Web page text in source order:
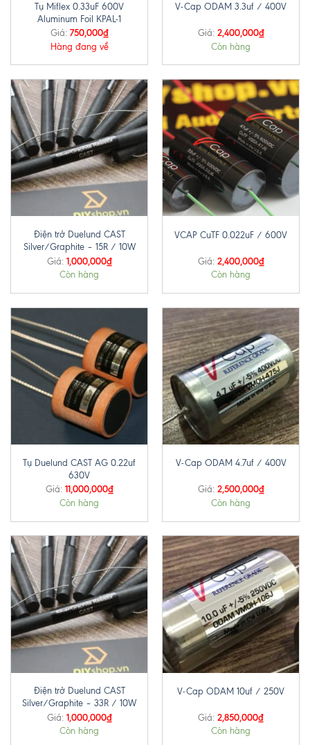
Tụ Miflex 0.33uF 600V
Aluminum Foil KPAL-1
Giá: 750,000₫
Hàng đang về
V-Cap ODAM 3.3uf / 400V
Giá: 2,400,000₫
Còn hàng
Điện trở Duelund CAST
Silver/Graphite – 15R / 10W
Giá: 1,000,000₫
Còn hàng
VCAP CuTF 0.022uF / 600V
Giá: 2,400,000₫
Còn hàng
Tụ Duelund CAST AG 0.22uf
630V
Giá: 11,000,000₫
Còn hàng
V-Cap ODAM 4.7uf / 400V
Giá: 2,500,000₫
Còn hàng
Điện trở Duelund CAST
Silver/Graphite – 33R / 10W
Giá: 1,000,000₫
Còn hàng
V-Cap ODAM 10uf / 250V
Giá: 2,850,000₫
Còn hàng